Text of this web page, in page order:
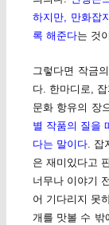
하지만, 만화잡
록 해준다는 것
그렇다면 작금
다. 한마디로,
문화 항유의 장
별 작품의 질을
다는 말이다. 잡
은 재미있다고
너무나 이야기
어 기다리지 못
개를 맛볼 수 밖